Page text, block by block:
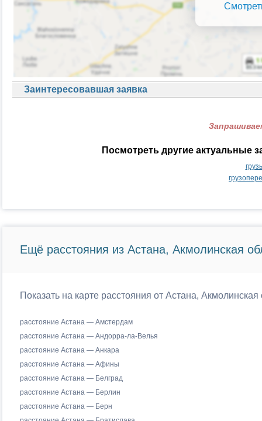
Заинтересовавшая заявка
Посмотреть другие актуальные
Ещё расстояния из Астана, Акмолинская
Показать на карте расстояния от Астана,
расстояние Астана — Амстердам
расстояние Астана — Андорра-ла-Велья
расстояние Астана — Анкара
расстояние Астана — Афины
расстояние Астана — Белград
расстояние Астана — Берлин
расстояние Астана — Берн